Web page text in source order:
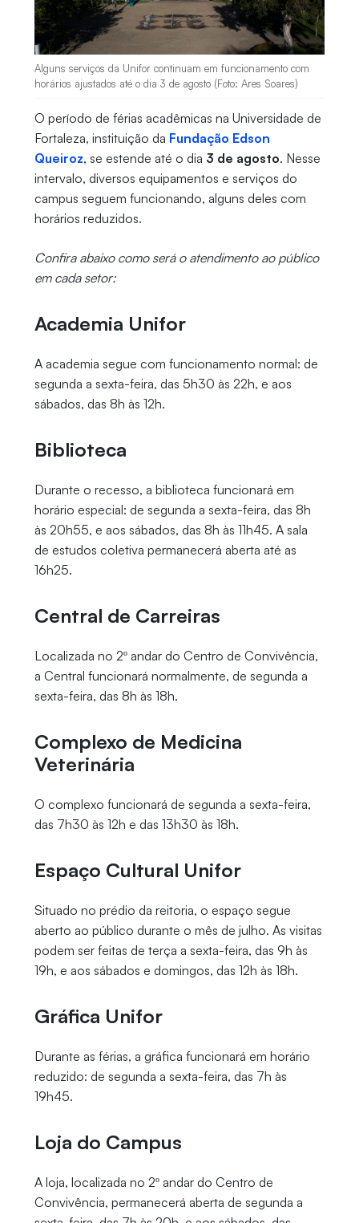
Alguns serviços da Unifor continuam em funcionamento com
horários ajustados até o dia 3 de agosto (Foto: Ares Soares)
O período de férias acadêmicas na Universidade de
Fortaleza, instituição da Fundação Edson
Queiroz, se estende até o dia 3 de agosto. Nesse
intervalo, diversos equipamentos e serviços do
campus seguem funcionando, alguns deles com
horários reduzidos.
Confira abaixo como será o atendimento ao público
em cada setor:
Academia Unifor
A academia segue com funcionamento normal: de
segunda a sexta-feira, das 5h30 às 22h, e aos
sábados, das 8h às 12h.
Biblioteca
Durante o recesso, a biblioteca funcionará em
horário especial: de segunda a sexta-feira, das 8h
às 20h55, e aos sábados, das 8h às 11h45. A sala
de estudos coletiva permanecerá aberta até as
16h25.
Central de Carreiras
Localizada no 2º andar do Centro de Convivência,
a Central funcionará normalmente, de segunda a
sexta-feira, das 8h às 18h.
Complexo de Medicina
Veterinária
O complexo funcionará de segunda a sexta-feira,
das 7h30 às 12h e das 13h30 às 18h.
Espaço Cultural Unifor
Situado no prédio da reitoria, o espaço segue
aberto ao público durante o mês de julho. As visitas
podem ser feitas de terça a sexta-feira, das 9h às
19h, e aos sábados e domingos, das 12h às 18h.
Gráfica Unifor
Durante as férias, a gráfica funcionará em horário
reduzido: de segunda a sexta-feira, das 7h às
19h45.
Loja do Campus
A loja, localizada no 2º andar do Centro de
Convivência, permanecerá aberta de segunda a